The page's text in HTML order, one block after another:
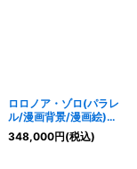
ロロノア・ゾロ(パラレ
ル/漫画背景/漫画絵)
【SEC/SP】{OP06-
118}
348,000円(税込)